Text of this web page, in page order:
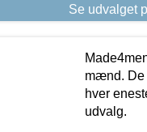
Se udvalget
mænd. De
hver
udvalg.